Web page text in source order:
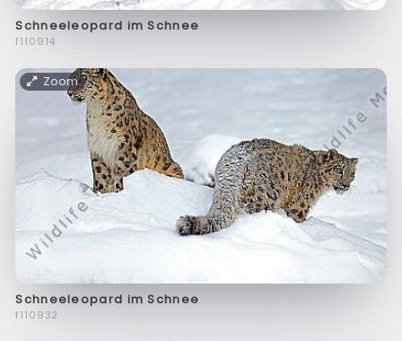
Schneeleopard im Schnee
f110914
Zoom
Schneeleopard im Schnee
f110932